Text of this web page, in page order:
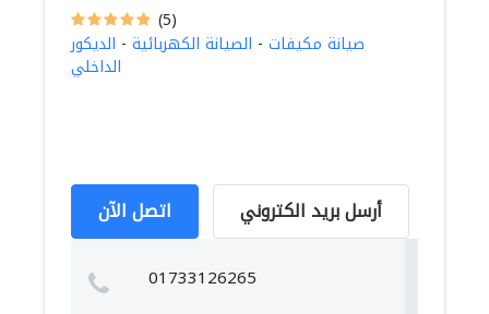
(5)
صيانة مكيفات - الصيانة الكهربائية - الديكور
الداخلي
اتصل الآن أرسل بريد الكتروني
01733126265